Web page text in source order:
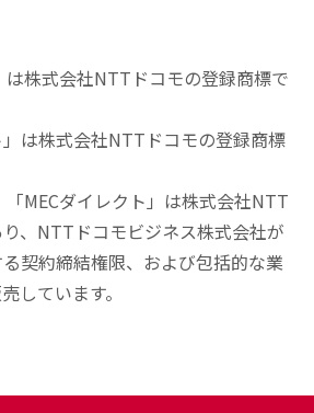
株式会社NTTドコモの登録商標で
は株式会社NTTドコモの登録商標
MECダイレクト」は株式会社NTT
、NTTドコモビジネス株式会社が
契約締結権限、および包括的な業
しています。